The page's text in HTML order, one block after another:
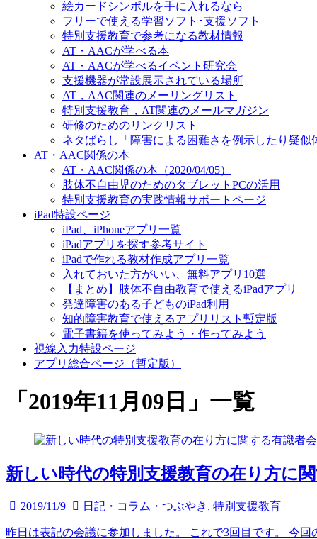
絵カードシンボルを手に入れるなら
フリーで使える学習ソフト･支援ソフト
特別支援教育で参考になる教材情報
AT・AACが学べる本
AT・AACが学べるイベント研究会
支援機器が常設展示されている場所
AT，AAC関連のメーリングリスト
特別支援教育，AT関連のメールマガジン
研修のためのリンクリスト
ネタばらし「障害による困難さを例示したり疑似
AT・AAC関係の本
AT・AAC関係の本（2020/04/05）
肢体不自由児のためのタブレットPCの活用
特別支援教育の実践情報サポートページ
iPad特設ページ
iPad、iPhoneアプリ一覧
iPadアプリを探す参考サイト
iPadで作れる教材作成アプリ一覧
入れておいた方がいい、無料アプリ10選
【まとめ】肢体不自由教育で使えるiPadアプリ
発達障害のある子どものiPad利用
知的障害教育で使えるアプリリスト暫定版
電子書籍を使ってみよう・作ってみよう
視線入力特設ページ
アプリ総合ページ（暫定版）
「 2019年11月09日 」 一覧
新しい時代の特別支援教育の在り方に
2019/11/9 日記・コラム・つぶやき ,特別支援教育
昨日は表記の会議に参加しました。 これで3回目です。 今